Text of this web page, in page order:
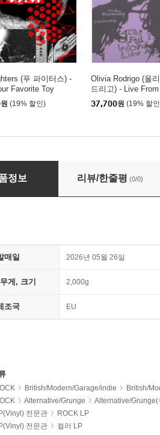
(푸 파이터스) -
Favorite Toy
원 (19% 할인)
Olivia Rodrigo (올
드리고) - Live
ury (A BBC
37,700원 (19% 할
) - Muse [네온 레드 컬러 LP]
정보 리뷰/한줄평 (0/0)
매일 2026년 05월 26일
게, 크기 2,000g
조국 EU
British/Modern/Garage/indie
British/
Alternative/Grunge
Alternative/Grunge(
전문관
ROCK LP
전문관 컬러 LP